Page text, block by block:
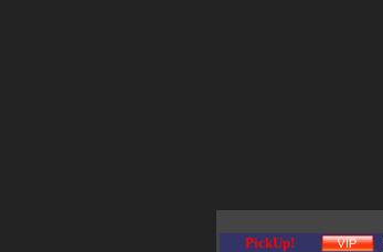
PickUp!